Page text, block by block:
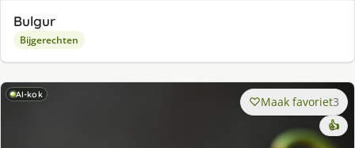
Bulgur
Bijgerechten
AI-kok Maak favoriet3
👍